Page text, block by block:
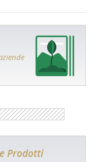
Prodotti